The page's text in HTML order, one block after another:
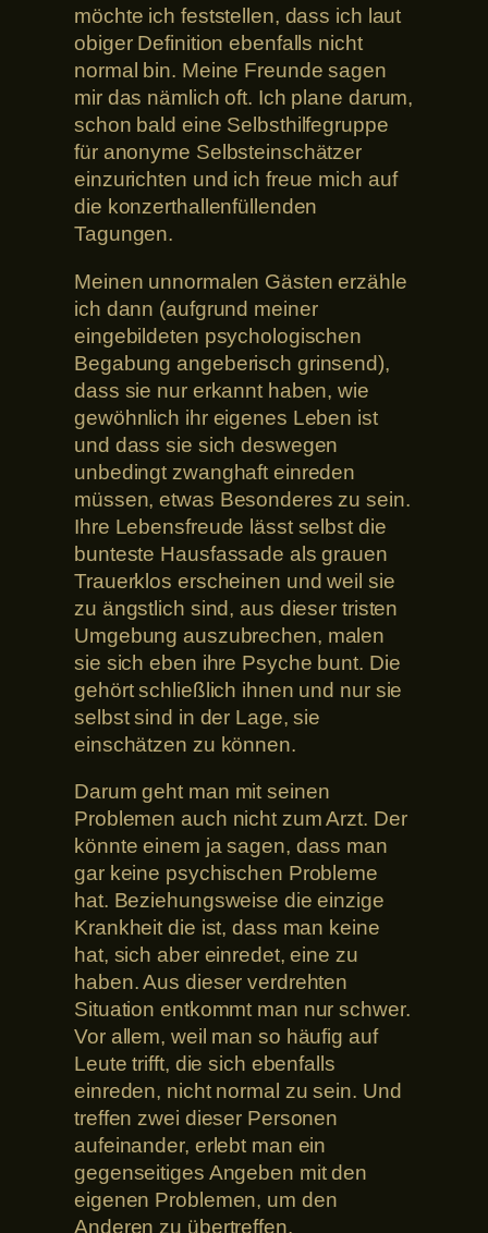
möchte ich feststellen, dass ich laut
obiger Definition ebenfalls nicht
normal bin. Meine Freunde sagen
mir das nämlich oft. Ich plane darum,
schon bald eine Selbsthilfegruppe
für anonyme Selbsteinschätzer
einzurichten und ich freue mich auf
die konzerthallenfüllenden
Tagungen.
Meinen unnormalen Gästen erzähle
ich dann (aufgrund meiner
eingebildeten psychologischen
Begabung angeberisch grinsend),
dass sie nur erkannt haben, wie
gewöhnlich ihr eigenes Leben ist
und dass sie sich deswegen
unbedingt zwanghaft einreden
müssen, etwas Besonderes zu sein.
Ihre Lebensfreude lässt selbst die
bunteste Hausfassade als grauen
Trauerklos erscheinen und weil sie
zu ängstlich sind, aus dieser tristen
Umgebung auszubrechen, malen
sie sich eben ihre Psyche bunt. Die
gehört schließlich ihnen und nur sie
selbst sind in der Lage, sie
einschätzen zu können.
Darum geht man mit seinen
Problemen auch nicht zum Arzt. Der
könnte einem ja sagen, dass man
gar keine psychischen Probleme
hat. Beziehungsweise die einzige
Krankheit die ist, dass man keine
hat, sich aber einredet, eine zu
haben. Aus dieser verdrehten
Situation entkommt man nur schwer.
Vor allem, weil man so häufig auf
Leute trifft, die sich ebenfalls
einreden, nicht normal zu sein. Und
treffen zwei dieser Personen
aufeinander, erlebt man ein
gegenseitiges Angeben mit den
eigenen Problemen, um den
Anderen zu übertreffen.